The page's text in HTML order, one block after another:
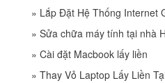
» Lắp Đặt Hệ Thống Internet
» Sửa chữa máy tính tại nhà
» Cài đặt Macbook lấy liền
» Thay Vỏ Laptop Lấy Liền